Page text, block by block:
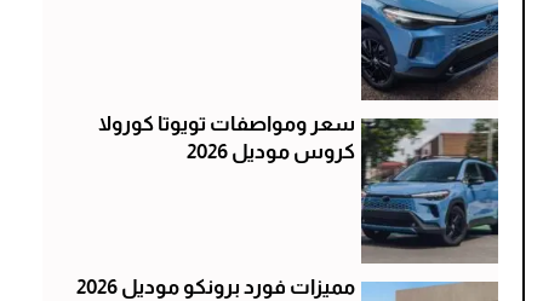
سعر ومواصفات تويوتا كورولا
كروس موديل 2026
مميزات فورد برونكو موديل 2026